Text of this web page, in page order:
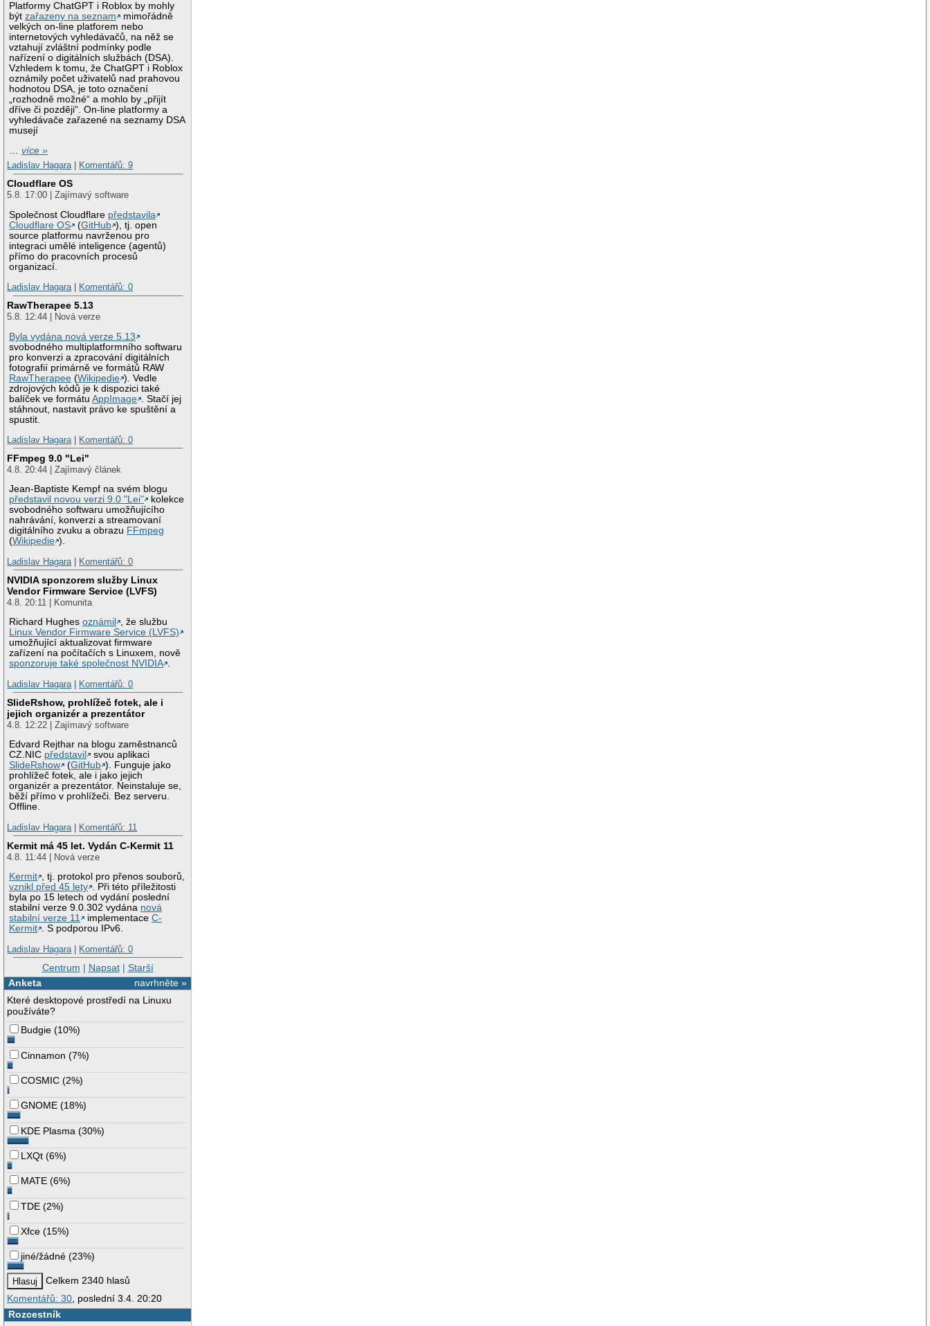
Platformy ChatGPT i Roblox by mohly
býtzařazeny na seznam
mimořádně
velkých on-line platforem nebo
internetových vyhledávačů, na něž se
vztahují zvláštní podmínky podle
nařízení o digitálních službách (DSA).
Vzhledem k tomu, že ChatGPT i Roblox
oznámily počet uživatelů nad prahovou
hodnotou DSA, je toto označení
„rozhodně možné“ a mohlo by „přijít
dříve či později“. On-line platformy a
vyhledávače zařazené na seznamy DSA
musejí
…více »
Ladislav Hagara| Komentářů: 9
Cloudflare OS
5.8. 17:00 | Zajímavý software
Společnost Cloudflare představila
Cloudflare OS
(GitHub ), tj. open
source platformu navrženou pro
integraci umělé inteligence (agentů)
přímo do pracovních procesů
organizací.
Ladislav Hagara| Komentářů: 0
RawTherapee 5.13
5.8. 12:44 | Nová verze
Byla vydána nová verze 5.13
svobodného multiplatformního softwaru
pro konverzi a zpracování digitálních
fotografií primárně ve formátů RAW
RawTherapee (Wikipedie ). Vedle
zdrojových kódů je k dispozici také
balíček ve formátuAppImage
. Stačí jej
stáhnout, nastavit právo ke spuštění a
spustit.
Ladislav Hagara| Komentářů: 0
FFmpeg 9.0 "Lei"
4.8. 20:44 | Zajímavý článek
Jean-Baptiste Kempf na svém blogu
představil novou verzi 9.0 "Lei"
kolekce
svobodného softwaru umožňujícího
nahrávání, konverzi a streamovaní
digitálního zvuku a obrazu FFmpeg
(Wikipedie ).
Ladislav Hagara| Komentářů: 0
NVIDIA sponzorem služby Linux
Vendor Firmware Service (LVFS)
4.8. 20:11 | Komunita
Richard Hughesoznámil
, že službu
Linux Vendor Firmware Service (LVFS)
umožňující aktualizovat firmware
zařízení na počítačích s Linuxem, nově
sponzoruje také společnost NVIDIA .
Ladislav Hagara| Komentářů: 0
SlideRshow, prohlížeč fotek, ale i
jejich organizér a prezentátor
4.8. 12:22 | Zajímavý software
Edvard Rejthar na blogu zaměstnanců
CZ.NIC představil
svou aplikaci
SlideRshow
(GitHub ). Funguje jako
prohlížeč fotek, ale i jako jejich
organizér a prezentátor. Neinstaluje se,
běží přímo v prohlížeči. Bez serveru.
Offline.
Ladislav Hagara| Komentářů: 11
Kermit má 45 let. Vydán C-Kermit 11
4.8. 11:44 | Nová verze
Kermit , tj. protokol pro přenos souborů,
vznikl před 45 lety . Při této příležitosti
byla po 15 letech od vydání poslední
stabilní verze 9.0.302 vydána nová
stabilní verze 11
implementaceC-
Kermit . S podporou IPv6.
Ladislav Hagara| Komentářů: 0
Centrum | Napsat| Starší
navrhněte »
Anketa
Které desktopové prostředí na Linuxu
používáte?
Budgie (10%)
Cinnamon (7%)
COSMIC (2%)
GNOME (18%)
KDE Plasma (30%)
LXQt (6%)
MATE (6%)
TDE (2%)
Xfce (15%)
jiné/žádné (23%)
Celkem 2340 hlasů
Komentářů: 30 , poslední 3.4. 20:20
Rozcestník